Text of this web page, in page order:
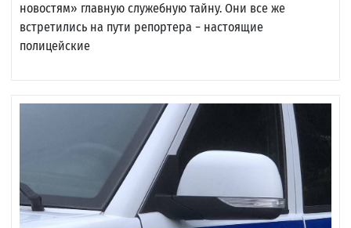
новостям» главную служебную тайну. Они все же
встретились на пути репортера − настоящие
полицейские